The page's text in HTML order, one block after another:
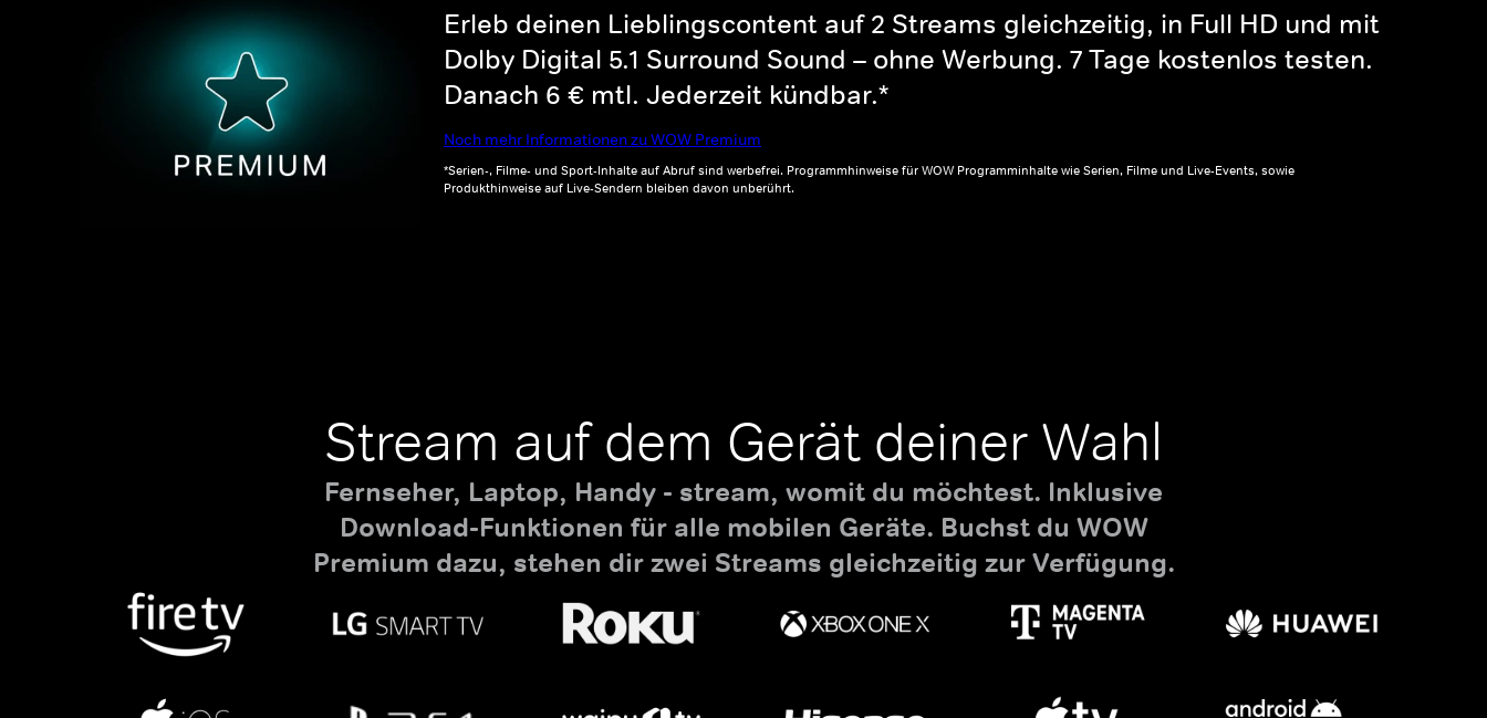
Erleb deinen Lieblingscontent auf 2 Streams gleichzeitig, in Full HD und mit
Dolby Digital 5.1 Surround Sound – ohne Werbung. 7 Tage kostenlos testen.
Danach 6 € mtl. Jederzeit kündbar.*
Noch mehr Informationen zu WOW Premium
*Serien-, Filme- und Sport-Inhalte auf Abruf sind werbefrei. Programmhinweise für WOW Programminhalte wie Serien, Filme und Live-Events, sowie
Produkthinweise auf Live-Sendern bleiben davon unberührt.
Stream auf dem Gerät deiner Wahl
Fernseher, Laptop, Handy - stream, womit du möchtest. Inklusive
Download-Funktionen für alle mobilen Geräte. Buchst du WOW
Premium dazu, stehen dir zwei Streams gleichzeitig zur Verfügung.